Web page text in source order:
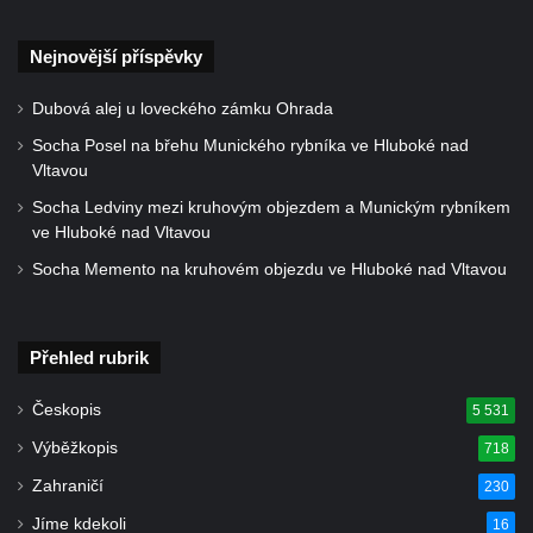
Kříž u silnice č. 15 jižně od Šepetel
Vilouni v Třebívlicích
Kříž na rozcestí naproti domu čp. 714 v
Lučanech nad Nisou
Centrální kříž hřbitova Šumburk nad
Kříž u kostela svatého Jana Nepomuckého
Kříž u domu čp. 39 v Rybništi
Kříž u domu čp. 2 v Rybništi
Kříž u domu čp. 128 v Rybništi
Nejnovější příspěvky
Dubová alej u loveckého zámku Ohrada
Socha Posel na břehu Munického rybníka ve Hluboké nad
Vltavou
Socha Ledviny mezi kruhovým objezdem a Munickým rybníkem
ve Hluboké nad Vltavou
Socha Memento na kruhovém objezdu ve Hluboké nad Vltavou
Přehled rubrik
Českopis 5 531
Výběžkopis 718
Zahraničí 230
Jíme kdekoli 16